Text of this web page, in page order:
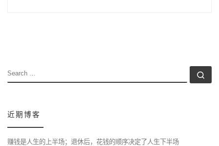
SEARCH
近期博客
赚钱是人生的上半场；退休后，花钱的顺序决定了人生下半场